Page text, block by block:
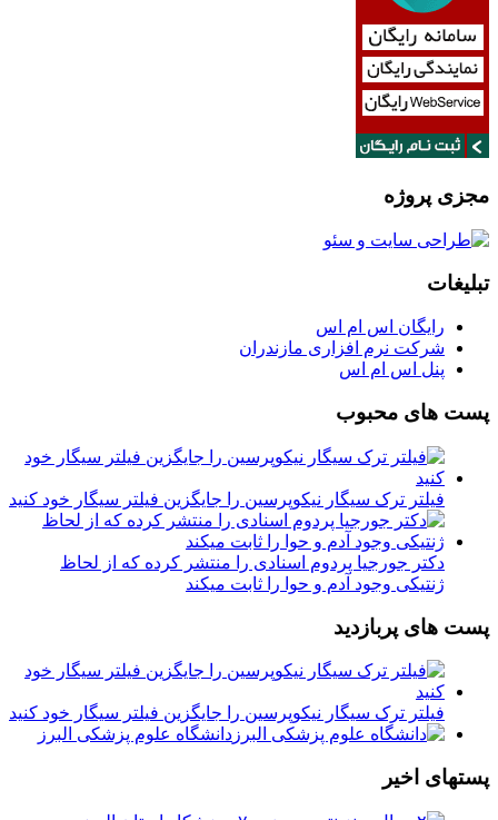
مجزی پروژه
تبلیغات
رایگان اس ام اس
شرکت نرم افزاری مازندران
پنل اس ام اس
پست های محبوب
فیلتر ترک سیگار نیکوپرسین را جایگزین فیلتر سیگار خود کنید
دکتر جورجیا پردوم اسنادی را منتشر کرده که از لحاظ
ژنتیکی وجود آدم و حوا را ثابت میکند
پست های پربازدید
فیلتر ترک سیگار نیکوپرسین را جایگزین فیلتر سیگار خود کنید
دانشگاه علوم پزشکی البرز
پستهای اخیر